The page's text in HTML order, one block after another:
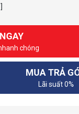
chóng
MUA TRẢ
Lãi suất 0%